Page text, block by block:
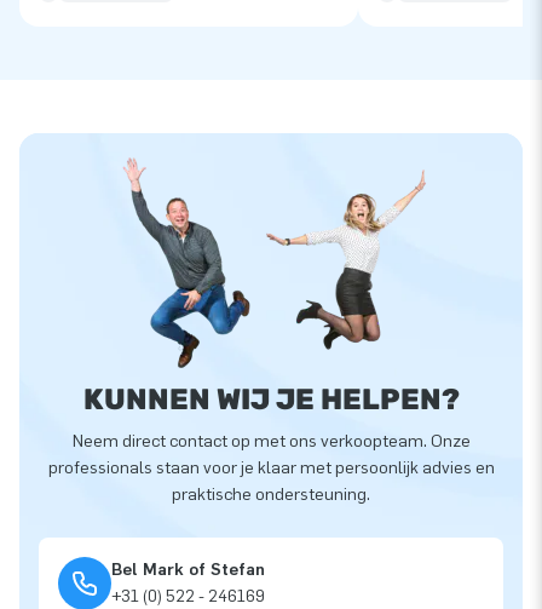
KUNNEN WIJ JE HELPEN?
Neem direct contact op met ons verkoopteam. Onze
professionals staan voor je klaar met persoonlijk advies en
praktische ondersteuning.
Bel Mark of Stefan
+31 (0) 522 - 246169